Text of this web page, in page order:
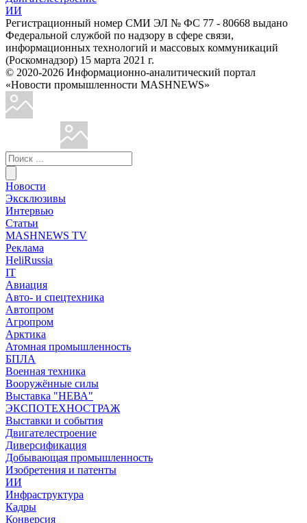
ИИ
Регистрационный номер СМИ ЭЛ № ФС 77 - 80668 выдано
Федеральной службой по надзору в сфере связи,
информационных технологий и массовых коммуникаций
(Роскомнадзор) 15 марта 2021 г.
© 2020-2026 Информационно-аналитический портал
«Новости промышленности MASHNEWS»
Новости
Эксклюзивы
Интервью
Статьи
MASHNEWS TV
Реклама
HeliRussia
IT
Авиация
Авто- и спецтехника
Автопром
Агропром
Арктика
Атомная промышленность
БПЛА
Военная техника
Вооружённые силы
Выставка "НЕВА"
ЭКСПОТЕХНОСТРАЖ
Выставки и события
Двигателестроение
Диверсификация
Добывающая промышленность
Изобретения и патенты
ИИ
Инфраструктура
Кадры
Конверсия